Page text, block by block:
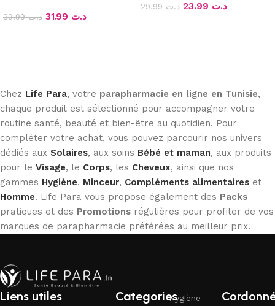
د.ت39.99 د.ت
د.ت29.99 د.ت
Chez Life Para, votre parapharmacie en ligne en Tunisie,
chaque produit est sélectionné pour accompagner votre
routine santé, beauté et bien-être au quotidien. Pour
compléter votre achat, vous pouvez parcourir nos univers
dédiés aux Solaires, aux soins Bébé et maman, aux produits
pour le Visage, le Corps, les Cheveux, ainsi que nos
gammes Hygiène, Minceur, Compléments alimentaires et
Homme. Life Para vous propose également des Packs
pratiques et des Promotions régulières pour profiter de vos
marques de parapharmacie préférées au meilleur prix.
Liens utiles CategoriesHygiène